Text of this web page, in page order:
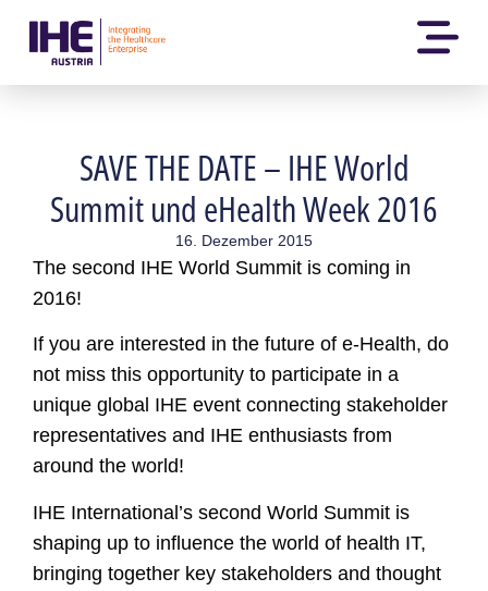
SAVE THE DATE – IHE World
Summit und eHealth Week 2016
16. Dezember 2015
The second IHE World Summit is coming in
2016!
If you are interested in the future of e-Health, do
not miss this opportunity to participate in a
unique global IHE event connecting stakeholder
representatives and IHE enthusiasts from
around the world!
IHE International’s second World Summit is
shaping up to influence the world of health IT,
bringing together key stakeholders and thought